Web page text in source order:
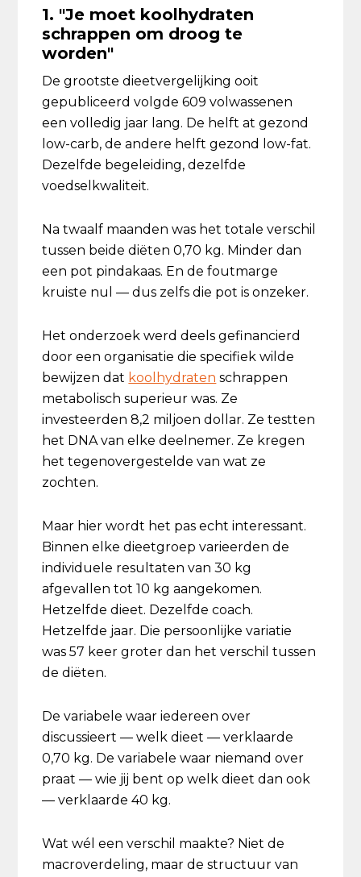
1. "Je moet koolhydraten
schrappen om droog te
worden"
De grootste dieetvergelijking ooit
gepubliceerd volgde 609 volwassenen
een volledig jaar lang. De helft at gezond
low-carb, de andere helft gezond low-fat.
Dezelfde begeleiding, dezelfde
voedselkwaliteit.
Na twaalf maanden was het totale verschil
tussen beide diëten 0,70 kg. Minder dan
een pot pindakaas. En de foutmarge
kruiste nul — dus zelfs die pot is onzeker.
Het onderzoek werd deels gefinancierd
door een organisatie die specifiek wilde
bewijzen dat koolhydraten schrappen
metabolisch superieur was. Ze
investeerden 8,2 miljoen dollar. Ze testten
het DNA van elke deelnemer. Ze kregen
het tegenovergestelde van wat ze
zochten.
Maar hier wordt het pas echt interessant.
Binnen elke dieetgroep varieerden de
individuele resultaten van 30 kg
afgevallen tot 10 kg aangekomen.
Hetzelfde dieet. Dezelfde coach.
Hetzelfde jaar. Die persoonlijke variatie
was 57 keer groter dan het verschil tussen
de diëten.
De variabele waar iedereen over
discussieert — welk dieet — verklaarde
0,70 kg. De variabele waar niemand over
praat — wie jij bent op welk dieet dan ook
— verklaarde 40 kg.
Wat wél een verschil maakte? Niet de
macroverdeling, maar de structuur van